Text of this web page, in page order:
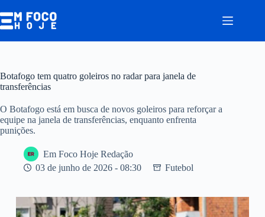
para
o
Botafogo tem quatro goleiros no radar para janela de
transferências
O Botafogo está em busca de novos goleiros para reforçar a
equipe na janela de transferências, enquanto enfrenta
punições.
Em Foco Hoje Redação
03 de junho de 2026 - 08:30
Futebol